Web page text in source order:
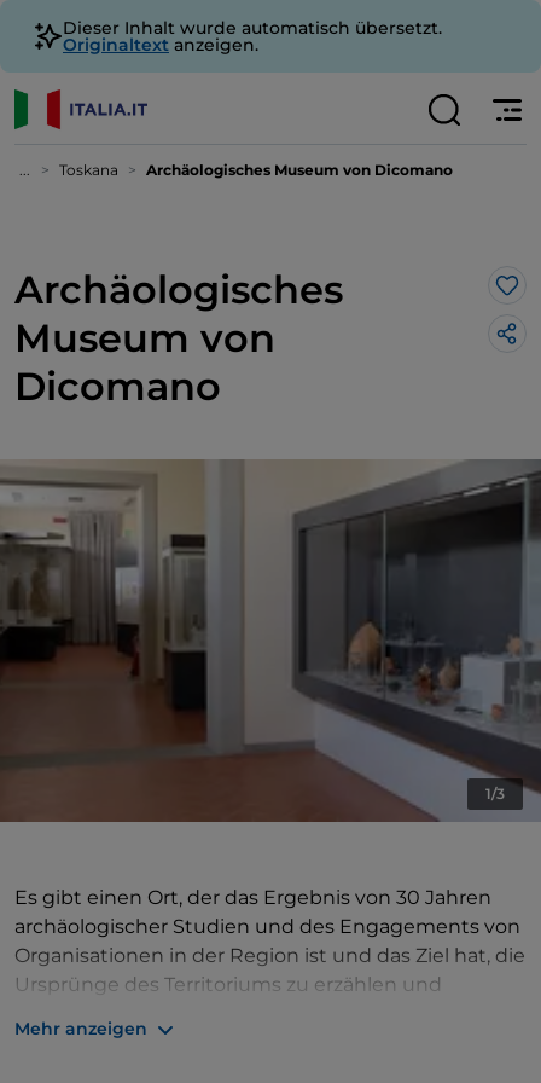
Dieser Inhalt wurde automatisch übersetzt.
Originaltext anzeigen.
... Toskana Archäologisches Museum von Dicomano
Archäologisches
Museum von
Dicomano
1/3
Es gibt einen Ort, der das Ergebnis von 30 Jahren
archäologischer Studien und des Engagements von
Organisationen in der Region ist und das Ziel hat, die
Ursprünge des Territoriums zu erzählen und
der Aufwertung des lokalen Erbes zu fördern: das
Mehr anzeigen